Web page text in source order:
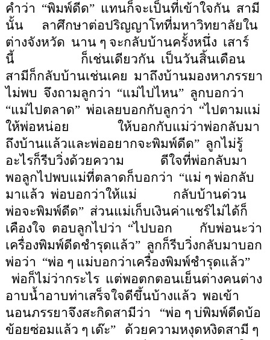
คำว่า “พิมพ์ดีด” แทนก็จะเป็นที่เข้าใจกัน สามี
นั้น
ลาศึกษาต่อปริญญาโทที่มหาวิทยาลัยใน
ต่างจังหวัด นาน ๆ จะกลับบ้านครั้งหนึ่ง เสาร์
นี้
ก็เช่นเดียวกัน เป็นวันสิ้นเดือน
สามีก็กลับบ้านเช่นเคย มาถึงบ้านมองหาภรรยา
ไม่พบ จึงถามลูกว่า “แม่ไปไหน” ลูกบอกว่า
“แม่ไปตลาด” พ่อเลยบอกกับลูกว่า “ไปตามแม่
ให้พ่อหน่อย
ให้บอกกับแม่ว่าพ่อกลับมา
ถึงบ้านแล้วและพ่ออยากจะพิมพ์ดีด” ลูกไม่รู้
อะไรก็รีบวิ่งด้วยความ
ดีใจที่พ่อกลับมา
พอลูกไปพบแม่ที่ตลาดก็บอกว่า “แม่ ๆ พ่อกลับ
มาแล้ว พ่อบอกว่าให้แม่
กลับบ้านด่วน
พ่อจะพิมพ์ดีด” ส่วนแม่เก็บเงินค่าแชร์ไม่ได้ก็
เคืองใจ ตอบลูกไปว่า “ไปบอก
กับพ่อนะว่า
เครื่องพิมพ์ดีดชำรุดแล้ว” ลูกก็รีบวิ่งกลับมาบอก
พ่อว่า “พ่อ ๆ แม่บอกว่าเครื่องพิมพ์ชำรุดแล้ว”
พ่อก็ไม่ว่ากระไร แต่พอตกตอนเย็นต่างคนต่าง
อาบน้ำอาบท่าเสร็จใจดีขึ้นบ้างแล้ว พอเข้า
นอนภรรยาจึงสะกิดสามีว่า
“พ่อ ๆ บ่พิมพ์ดีดบ้อ
ข้อยซ่อมแล้ว ๆ เด๊ะ”
ด้วยความหงุดหงิดสามี ๆ